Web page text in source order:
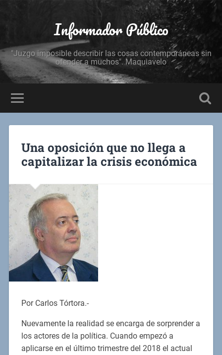
Informador Público
"Juzgo imposible describir las cosas contemporáneas sin
ofender a muchos". Maquiavelo
Una oposición que no llega a
capitalizar la crisis económica
Por Carlos Tórtora.-
Nuevamente la realidad se encarga de sorprender a
los actores de la política. Cuando empezó a
aplicarse en el último trimestre del 2018 el actual